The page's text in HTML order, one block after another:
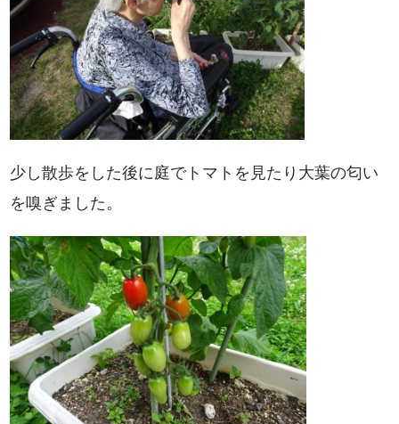
少し散歩をした後に庭でトマトを見たり大葉の匂い
を嗅ぎました。